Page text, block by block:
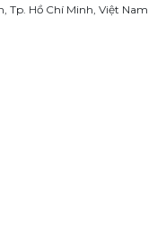
Tp. Hồ Chí Minh, Việt Nam